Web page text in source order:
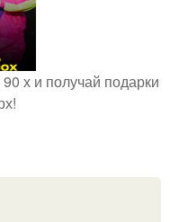
х и получай подарки